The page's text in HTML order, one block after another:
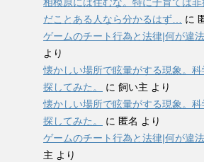
相模原には住むな。特に子育ては
だことある人なら分かるはず… に
ゲームのチート行為と法律|何が違
より
懐かしい場所で眩暈がする現象。
探してみた。
に 飼い主 より
懐かしい場所で眩暈がする現象。
探してみた。
に 匿名 より
ゲームのチート行為と法律|何が違
主 より